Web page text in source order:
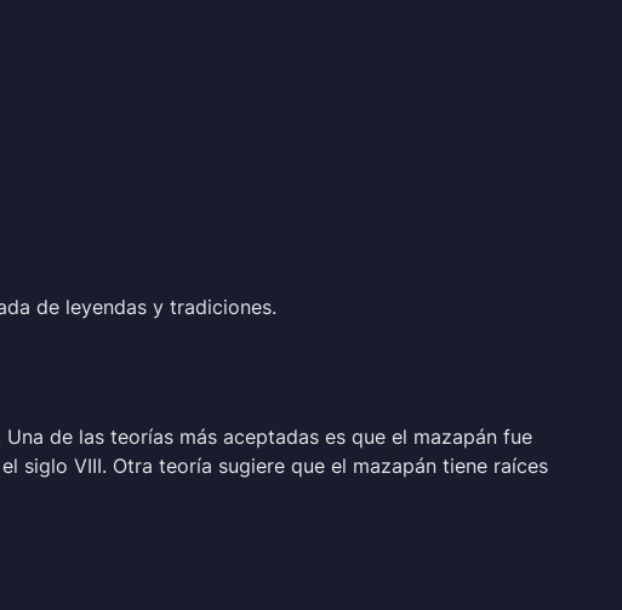
de leyendas y tradiciones.
de las teorías más aceptadas es que el mazapán fue
siglo VIII. Otra teoría sugiere que el mazapán tiene raíces